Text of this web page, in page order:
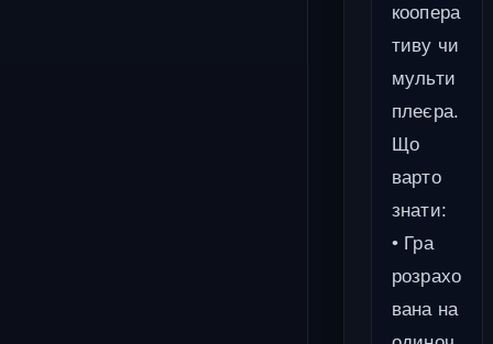
коопера
тиву чи
мульти
плеєра.
Що
варто
знати:
• Гра
розрахо
вана на